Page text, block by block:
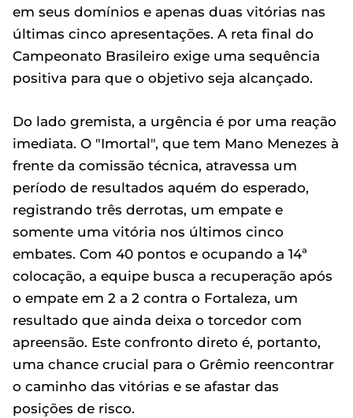
em seus domínios e apenas duas vitórias nas
últimas cinco apresentações. A reta final do
Campeonato Brasileiro exige uma sequência
positiva para que o objetivo seja alcançado.
Do lado gremista, a urgência é por uma reação
imediata. O "Imortal", que tem Mano Menezes à
frente da comissão técnica, atravessa um
período de resultados aquém do esperado,
registrando três derrotas, um empate e
somente uma vitória nos últimos cinco
embates. Com 40 pontos e ocupando a 14ª
colocação, a equipe busca a recuperação após
o empate em 2 a 2 contra o Fortaleza, um
resultado que ainda deixa o torcedor com
apreensão. Este confronto direto é, portanto,
uma chance crucial para o Grêmio reencontrar
o caminho das vitórias e se afastar das
posições de risco.